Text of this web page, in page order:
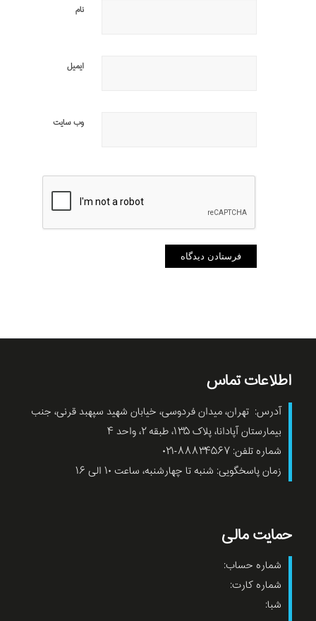
نام
ایمیل
وب‌ سایت
اطلاعات تماس
آدرس: تهران، میدان فردوسی، خیابان شهید سپهبد قرنی، جنب
بیمارستان آپادانا، پلاک ۱۳۵، طبقه ۲، واحد ۴
شماره تلفن: ۸۸۸۳۴۵۶۷-۰۲۱
زمان پاسخگویی: شنبه تا چهارشنبه، ساعت ۱۰ الی ۱۶
حمایت مالی
شماره حساب:
شماره کارت:
شبا: